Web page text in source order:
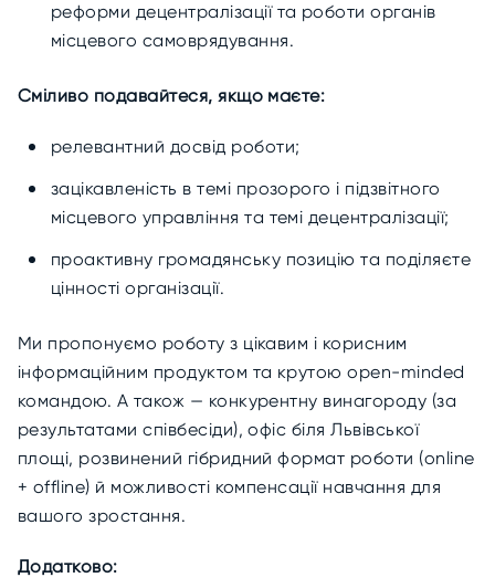
реформи децентралізації та роботи органів
місцевого самоврядування.
Сміливо подавайтеся, якщо маєте:
релевантний досвід роботи;
зацікавленість в темі прозорого і підзвітного
місцевого управління та темі децентралізації;
проактивну громадянську позицію та поділяєте
цінності організації.
Ми пропонуємо роботу з цікавим і корисним
інформаційним продуктом та крутою open-minded
командою. А також — конкурентну винагороду (за
результатами співбесіди), офіс біля Львівської
площі, розвинений гібридний формат роботи (online
+ offline) й можливості компенсації навчання для
вашого зростання.
Додатково: